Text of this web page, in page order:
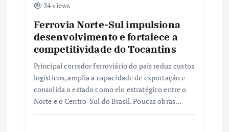
24 views
Ferrovia Norte-Sul impulsiona
desenvolvimento e fortalece a
competitividade do Tocantins
Principal corredor ferroviário do país reduz custos
logísticos, amplia a capacidade de exportação e
consolida o estado como elo estratégico entre o
Norte e o Centro-Sul do Brasil. Poucas obras…